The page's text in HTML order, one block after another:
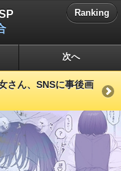
Ranking
次へ
さん、SNSに事後画